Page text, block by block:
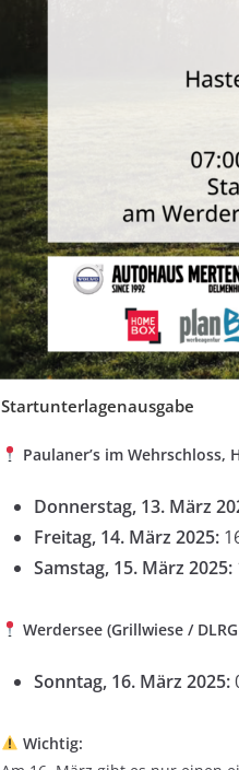
Startunterlagenausgabe
Paulaner’s im Wehrschloss,
Donnerstag, 13. März
Freitag, 14. März 2025:
Samstag, 15. März 2025:
Werdersee (Grillwiese /
Sonntag, 16. März 2025:
Wichtig: